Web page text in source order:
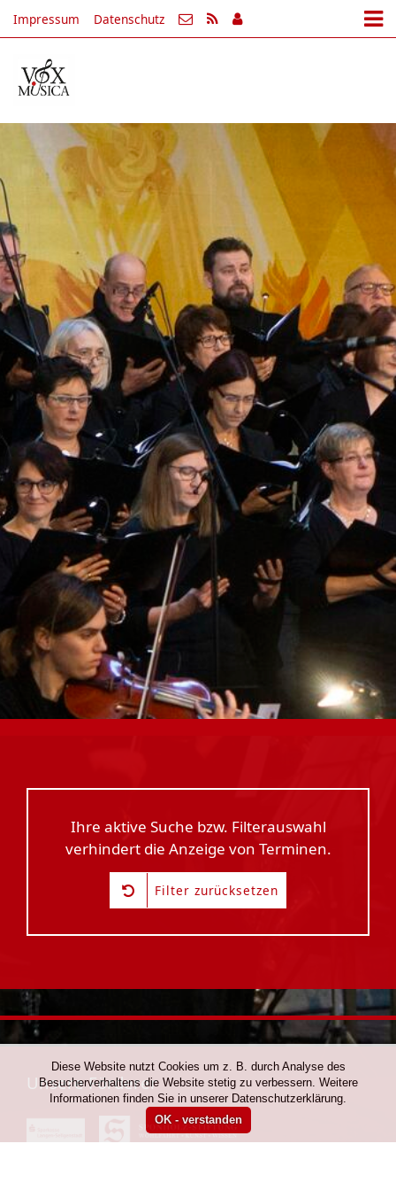
Impressum Datenschutz
Ihre aktive Suche bzw. Filterauswahl
verhindert die Anzeige von Terminen.
Filter zurücksetzen
Unsere Förderer
Diese Website nutzt Cookies um z. B. durch Analyse des
Besucherverhaltens die Website stetig zu verbessern. Weitere
Informationen finden Sie in unserer Datenschutzerklärung.